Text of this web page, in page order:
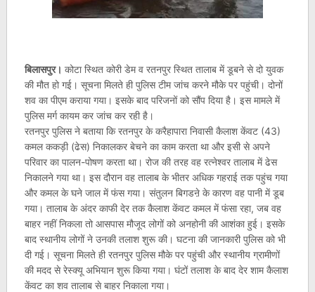
बिलासपुर। कोटा स्थित कोरी डेम व रतनपुर स्थित तालाब में डूबने से दो युवक
की मौत हो गई। सूचना मिलते ही पुलिस टीम जांच करने मौके पर पहुंची। दोनों
शव का पीएम कराया गया। इसके बाद परिजनों को सौंप दिया है। इस मामले में
पुलिस मर्ग कायम कर जांच कर रही है।
रतनपुर पुलिस ने बताया कि रतनपुर के करैहापारा निवासी कैलाश केंवट (43)
कमल ककड़ी (ढेस) निकालकर बेचने का काम करता था और इसी से अपने
परिवार का पालन-पोषण करता था। रोज की तरह वह रत्नेश्वर तालाब में ढेस
निकालने गया था। इस दौरान वह तालाब के भीतर अधिक गहराई तक पहुंच गया
और कमल के घने जाल में फंस गया। संतुलन बिगडऩे के कारण वह पानी में डूब
गया। तालाब के अंदर काफी देर तक कैलाश केंवट कमल में फंसा रहा, जब वह
बाहर नहीं निकला तो आसपास मौजूद लोगों को अनहोनी की आशंका हुई। इसके
बाद स्थानीय लोगों ने उनकी तलाश शुरू की। घटना की जानकारी पुलिस को भी
दी गई। सूचना मिलते ही रतनपुर पुलिस मौके पर पहुंची और स्थानीय ग्रामीणों
की मदद से रेस्क्यू अभियान शुरू किया गया। घंटों तलाश के बाद देर शाम कैलाश
केंवट का शव तालाब से बाहर निकाला गया।